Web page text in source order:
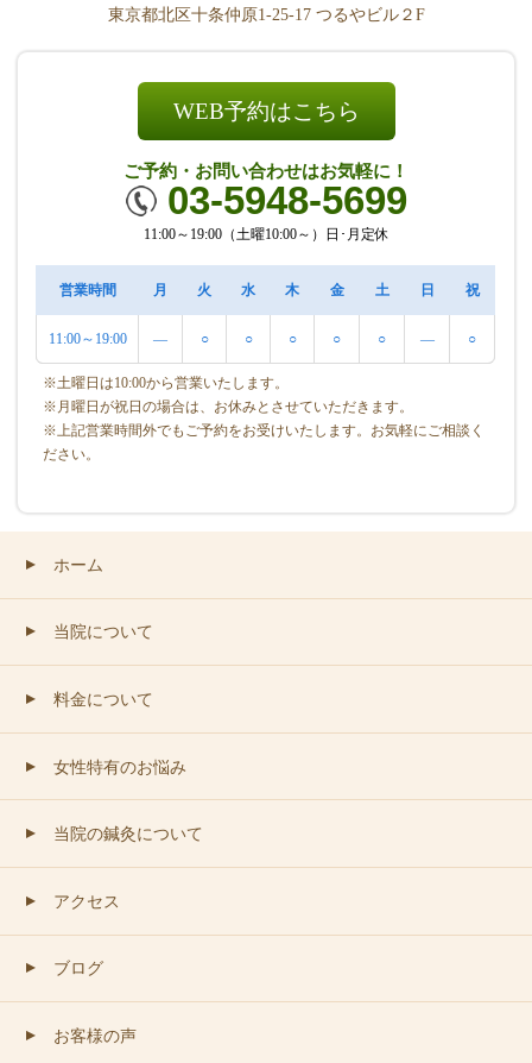
東京都北区十条仲原1-25-17 つるやビル２F
WEB予約はこちら
ご予約・お問い合わせはお気軽に！
03-5948-5699
11:00～19:00（土曜10:00～）日･月定休
営業時間 月 火 水 木 金 土 日 祝
11:00～19:00 ― ○ ○ ○ ○ ○ ― ○
※土曜日は10:00から営業いたします。
※月曜日が祝日の場合は、お休みとさせていただきます。
※上記営業時間外でもご予約をお受けいたします。お気軽にご相談く
ださい。
▲ ホーム
▲ 当院について
▲ 料金について
▲ 女性特有のお悩み
▲ 当院の鍼灸について
▲ アクセス
▲ ブログ
▲ お客様の声